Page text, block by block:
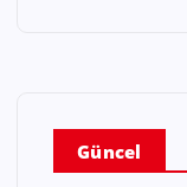
Güncel